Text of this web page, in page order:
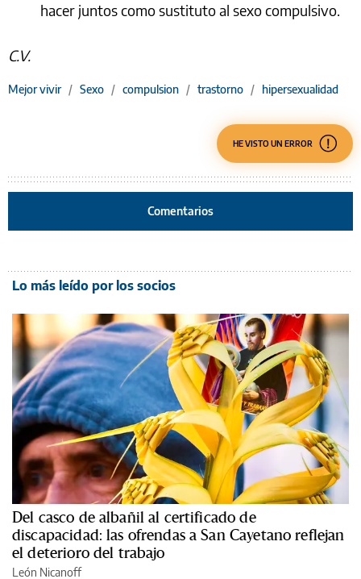
hacer juntos como sustituto al sexo compulsivo.
C.V.
Mejor vivir / Sexo / compulsion / trastorno / hipersexualidad
HE VISTO UN ERROR
Comentarios
Lo más leído por los socios
Del casco de albañil al certificado de
discapacidad: las ofrendas a San Cayetano reflejan
el deterioro del trabajo
León Nicanoff